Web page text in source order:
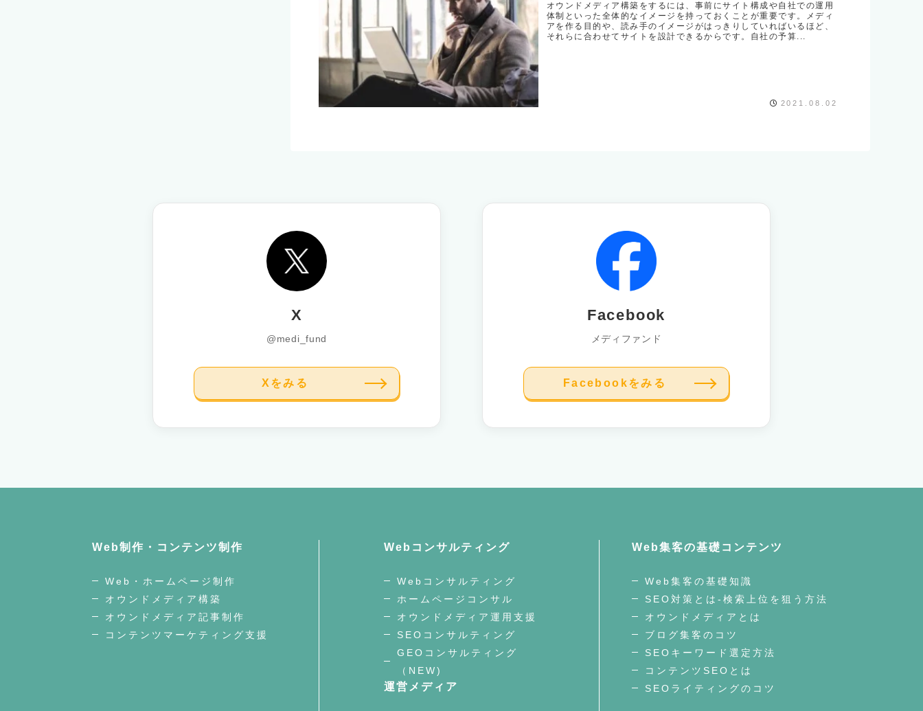
オウンドメディア構築をするには、事前にサイト構成や自社での運用
体制といった全体的なイメージを持っておくことが重要です。メディ
アを作る目的や、読み手のイメージがはっきりしていればいるほど、
それらに合わせてサイトを設計できるからです。自社の予算...
2021.08.02
X
@medi_fund
Xをみる
Facebook
メディファンド
Facebookをみる
Web制作・コンテンツ制作
Web・ホームページ制作
オウンドメディア構築
オウンドメディア記事制作
コンテンツマーケティング支援
Webコンサルティング
Webコンサルティング
ホームページコンサル
オウンドメディア運用支援
SEOコンサルティング
GEOコンサルティング
（NEW)
運営メディア
Web集客の基礎コンテンツ
Web集客の基礎知識
SEO対策とは-検索上位を狙う方法
オウンドメディアとは
ブログ集客のコツ
SEOキーワード選定方法
コンテンツSEOとは
SEOライティングのコツ